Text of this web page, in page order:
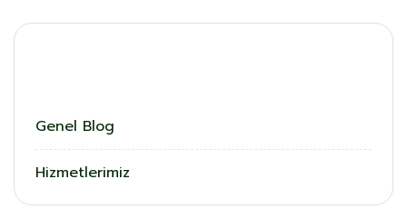
Genel Blog
Hizmetlerimiz